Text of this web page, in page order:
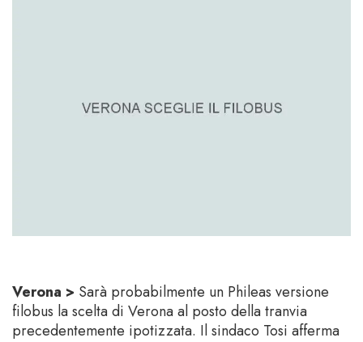
Verona > Sarà probabilmente un Phileas versione
filobus la scelta di Verona al posto della tranvia
precedentemente ipotizzata. Il sindaco Tosi afferma